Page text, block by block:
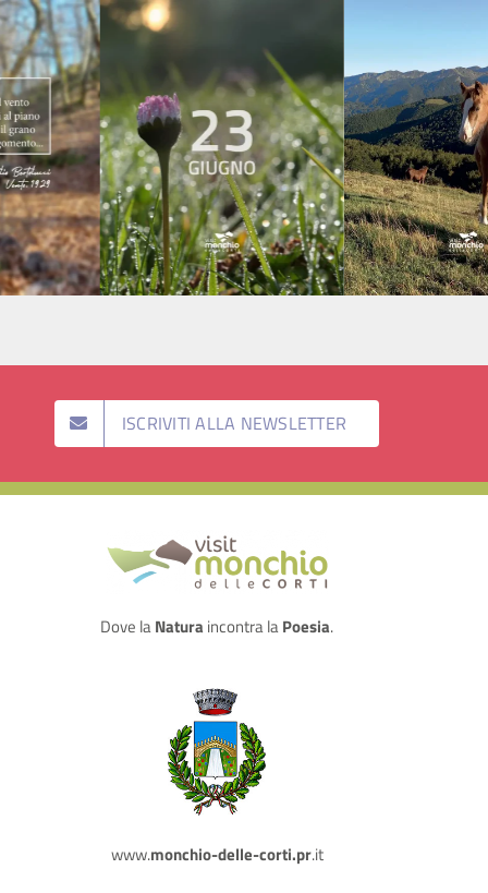
ISCRIVITI ALLA NEWSLETTER
Dove laNatura incontra laPoesia.
www.monchio-delle-corti.pr.it